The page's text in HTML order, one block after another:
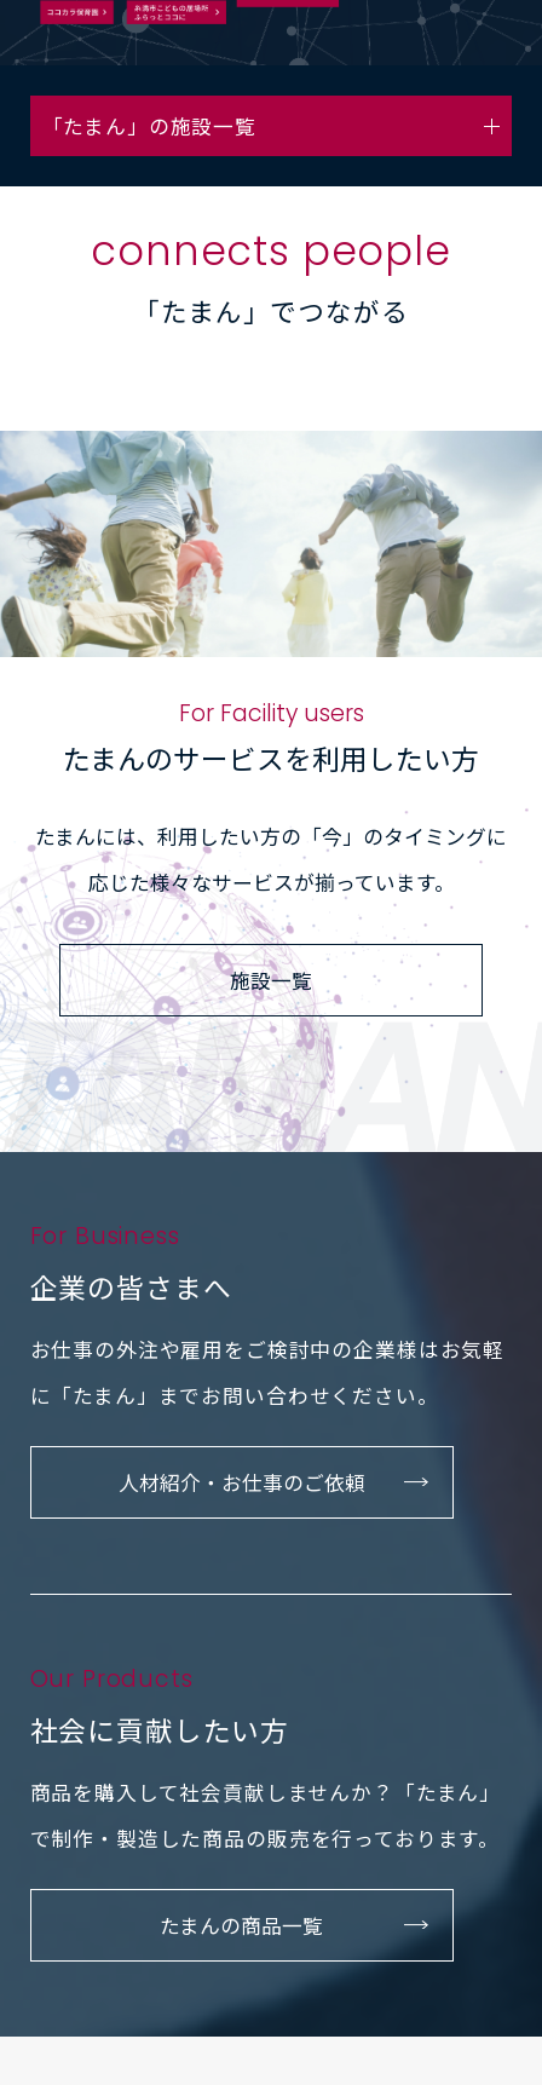
「たまん」の施設一覧
connects people
「たまん」でつながる
For Facility users
たまんのサービスを利用したい方
たまんには、利用したい方の「今」のタイミングに
応じた様々なサービスが揃っています。
施設一覧
For Business
企業の皆さまへ
お仕事の外注や雇用をご検討中の企業様はお気軽
に 「たまん」までお問い合わせください。
人材紹介・お仕事のご依頼
Our Products
社会に貢献したい方
商品を購入して社会貢献しませんか？「たまん」
で制作・製造した商品の販売を行っております。
たまんの商品一覧